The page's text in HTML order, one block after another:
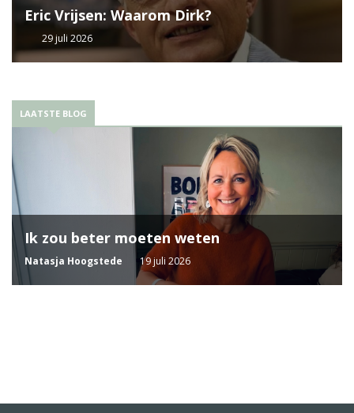
Eric Vrijsen: Waarom Dirk?
29 juli 2026
LAATSTE BLOG
Ik zou beter moeten weten
Natasja Hoogstede 19 juli 2026